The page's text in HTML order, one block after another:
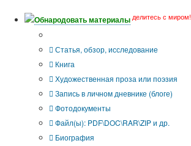
Обнародовать материалы делитесь с миром!
Статья, обзор, исследование
Книга
Художественная проза или поэзия
Запись в личном дневнике (блоге)
Фотодокументы
Файл(ы): PDF\DOC\RAR\ZIP и др.
Биография